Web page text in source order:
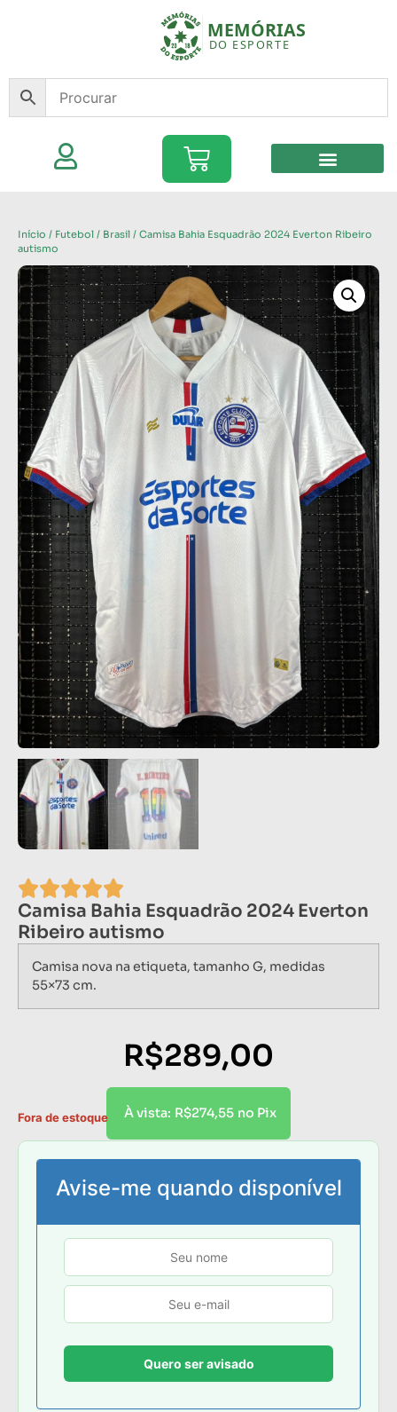
Início / Futebol / Brasil / Camisa Bahia Esquadrão 2024 Everton Ribeiro
autismo
Camisa Bahia Esquadrão 2024 Everton
Ribeiro autismo
Camisa nova na etiqueta, tamanho G, medidas
55×73 cm.
R$289,00
À vista: R$274,55 no Pix
Fora de estoque
Avise-me quando disponível